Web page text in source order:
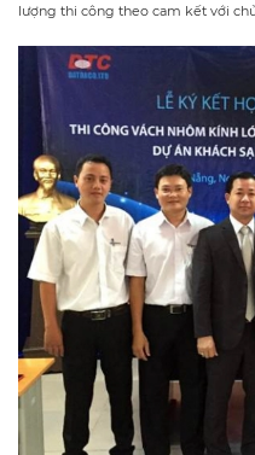
lượng thi công theo cam kết với